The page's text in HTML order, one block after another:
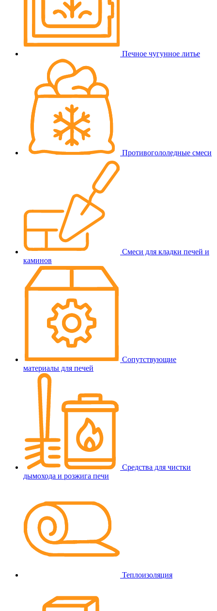
Печное чугунное литье
Противогололедные смеси
Смеси для кладки печей и
каминов
Сопутствующие
материалы для печей
Средства для чистки
дымохода и розжига печи
Теплоизоляция